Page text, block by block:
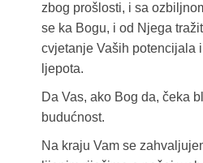
zbog prošlosti, i sa
se ka Bogu, i od Njega
cvjetanje Vaših potencijala
ljepota.
Da Vas, ako Bog da, čeka
budućnost.
Na kraju Vam se